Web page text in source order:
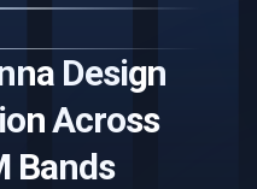
Design
Across
Bands